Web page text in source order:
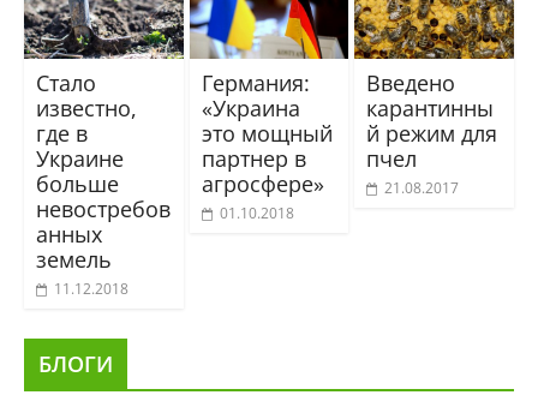
Стало
известно,
где в
Украине
больше
невостребов
анных
земель
11.12.2018
Германия:
«Украина
это мощный
партнер в
агросфере»
01.10.2018
Введено
карантинны
й режим для
пчел
21.08.2017
БЛОГИ